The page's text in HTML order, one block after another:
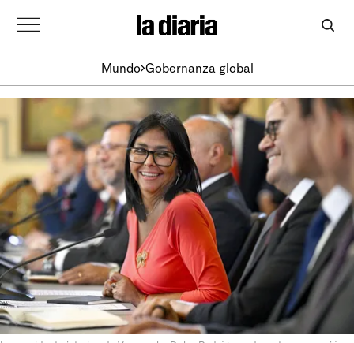
Mundo Gobernanza global